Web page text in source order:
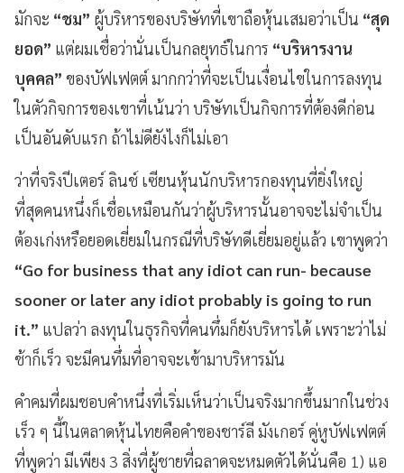
มักจะ “ชม” ผู้บริหารของบริษัทที่เขาถือหุ้นเสมอว่าเป็น “สุด
ยอด” แต่ผมเชื่อว่านั่นเป็นกลยุทธ์ในการ “บริหารงาน
บุคคล” ของบัฟเฟตต์ มากกว่าที่จะเป็นเงื่อนไขในการลงทุน
ในตัวกิจการของเขาที่เน้นว่า บริษัทเป็นกิจการที่ต้องดีก่อน
เป็นอันดับแรก ถ้าไม่ดียังไงก็ไม่เอา
ว่าที่จริงปีเตอร์ ลินช์ เซียนหุ้นนักบริหารกองทุนที่ยิ่งใหญ่
ที่สุดคนหนึ่งก็เชื่อเหมือนกันว่าผู้บริหารนั้นอาจจะไม่จำเป็น
ต้องเก่งหรือยอดเยี่ยมในกรณีที่บริษัทดีเยี่ยมอยู่แล้ว เขาพูดว่า
“Go for business that any idiot can run- because
sooner or later any idiot probably is going to run
it.” แปลว่า ลงทุนในธุรกิจที่คนทึ่มก็ยังบริหารได้ เพราะว่าไม่
ช้าก็เร็ว จะมีคนทึ่มที่อาจจะเข้ามาบริหารมัน
คำคมที่ผมชอบคำหนึ่งที่เริ่มเห็นว่าเป็นจริงมากขึ้นมากในช่วง
เร็ว ๆ นี้ในตลาดหุ้นไทยคือคำของชาร์ลี มังเกอร์ คู่หูบัฟเฟตต์
ที่พูดว่า มีเพียง 3 สิ่งที่ผู้ชายที่ฉลาดจะหมดตัวได้นั่นคือ 1) แอ